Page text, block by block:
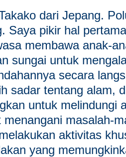
dari Jepang.
Saya pikir hal
membawa anak-
sungai untuk
secara
sadar tentang alam,
untuk melindungi
menangani masalah-
aktivitas
yang